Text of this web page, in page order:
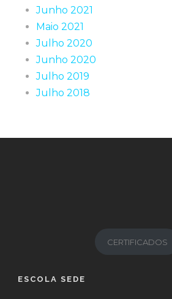
Junho 2021
Maio 2021
Julho 2020
Junho 2020
Julho 2019
Julho 2018
CERTIFICADOS
ESCOLA SEDE